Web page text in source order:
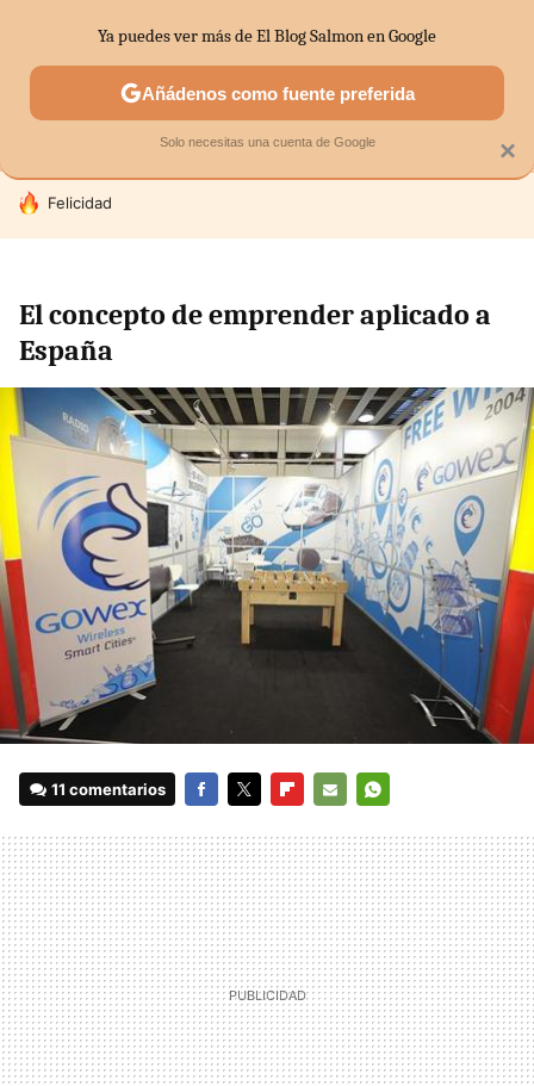
MENÚ NUEVO
ECONOMÍA DOMÉSTICA MERCADOS
HOY SE HABLA DE
Felicidad
El concepto de emprender aplicado a
España
11 comentarios
MAIL
×
Ya puedes ver más de El Blog Salmon en Google
Añádenos como fuente preferida
Solo necesitas una cuenta de Google